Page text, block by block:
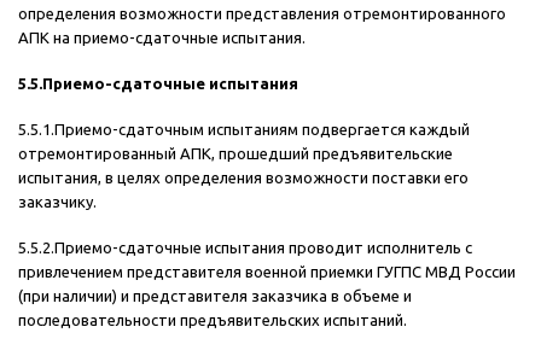
определения возможности представления отремонтированного
АПК на приемо-сдаточные испытания.
5.5.Приемо-сдаточные испытания
5.5.1.Приемо-сдаточным испытаниям подвергается каждый
отремонтированный АПК, прошедший предъявительские
испытания, в целях определения возможности поставки его
заказчику.
5.5.2.Приемо-сдаточные испытания проводит исполнитель с
привлечением представителя военной приемки ГУГПС МВД России
(при наличии) и представителя заказчика в объеме и
последовательности предъявительских испытаний.